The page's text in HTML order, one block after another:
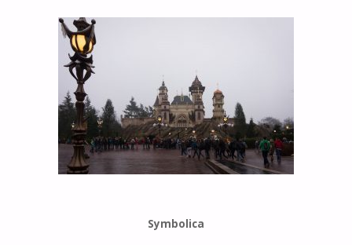
Symbolica